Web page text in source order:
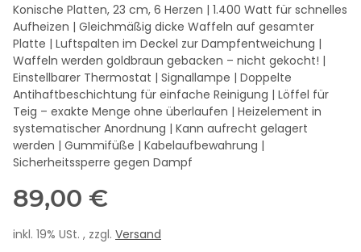
Konische Platten, 23 cm, 6 Herzen | 1.400 Watt für schnelles
Aufheizen | Gleichmäßig dicke Waffeln auf gesamter
Platte | Luftspalten im Deckel zur Dampfentweichung |
Waffeln werden goldbraun gebacken – nicht gekocht! |
Einstellbarer Thermostat | Signallampe | Doppelte
Antihaftbeschichtung für einfache Reinigung | Löffel für
Teig – exakte Menge ohne überlaufen | Heizelement in
systematischer Anordnung | Kann aufrecht gelagert
werden | Gummifüße | Kabelaufbewahrung |
Sicherheitssperre gegen Dampf
89,00 €
inkl. 19% USt. , zzgl. Versand